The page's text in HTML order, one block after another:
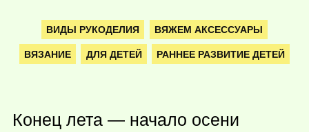
ВИДЫ РУКОДЕЛИЯ ВЯЖЕМ АКСЕССУАРЫ
ВЯЗАНИЕ ДЛЯ ДЕТЕЙ РАННЕЕ РАЗВИТИЕ ДЕТЕЙ
Конец лета — начало осени